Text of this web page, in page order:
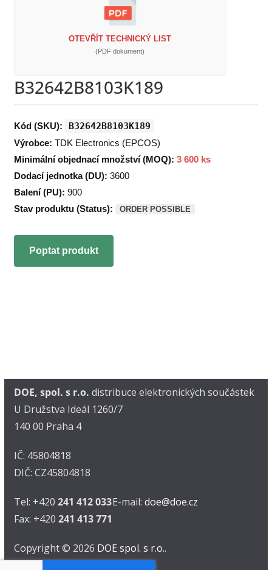
OTEVŘÍT TECHNICKÝ LIST
(PDF dokument)
B32642B8103K189
Kód (SKU): B32642B8103K189
Výrobce: TDK Electronics (EPCOS)
Minimální objednací množství (MOQ): 3 600 ks
Dodací jednotka (DU): 3600
Balení (PU): 900
Stav produktu (Status):
ORDER POSSIBLE
Poptat produkt
DOE, spol. s r.o. distribuce elektronických součástek
U Družstva Ideál 1260/7
140 00 Praha 4
IČ: 45804818
DIČ: CZ45804818
Tel: +420 241 412 033
Fax: +420 241 413 771
E-mail: doe@doe.cz
Copyright © 2026 DOE spol. s r.o..